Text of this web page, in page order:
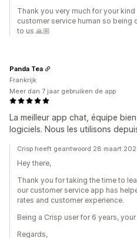
Thank you very much for your
customer service human so being
to us 🙏🏼
La meilleur app chat, équipe
logiciels. Nous les utilisons
Panda Tea
Frankrijk
Meer dan 7 jaar gebruiken de app
Crisp heeft geantwoord 28 maart
Hey there,
Thank you for taking the time to
our customer service app has
rates and customer experience.
Being a Crisp user for 6 years,
Regards,